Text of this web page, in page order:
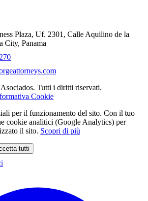
Plaza, Uf. 2301, Calle Aquilino de la
City, Panama
Tutti i diritti riservati.
Cookie
per il funzionamento del sito. Con il tuo
cookie analitici (Google Analytics) per
il sito. Scopri di più
tutti